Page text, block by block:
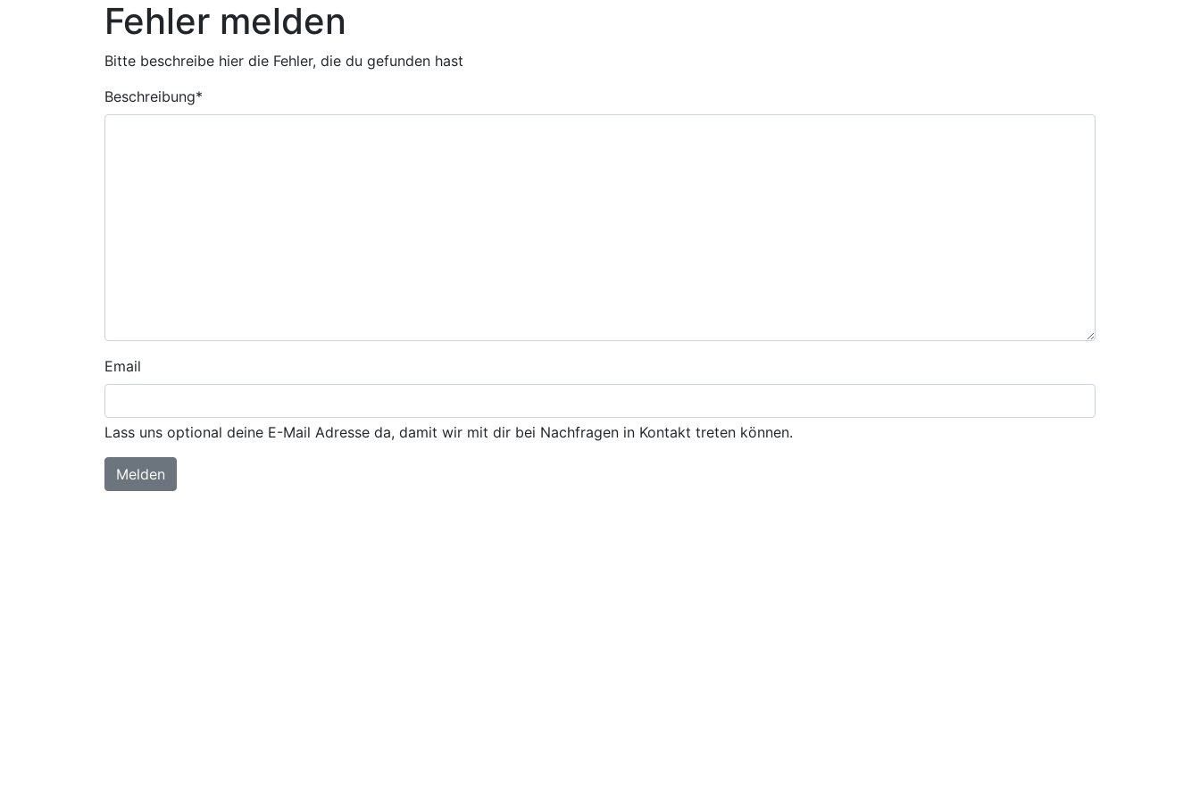
Fehler melden
Bitte beschreibe hier die Fehler, die du gefunden hast
Beschreibung*
Email
Lass uns optional deine E-Mail Adresse da, damit wir mit dir bei Nachfragen in Kontakt treten können.
Melden